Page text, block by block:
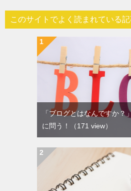
このサイトでよく読まれている記
「ブログとはなんですか？
に問う！
（171 view）